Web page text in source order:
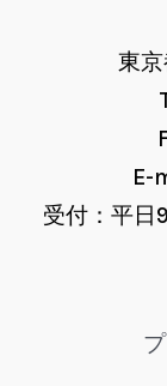
東
E-
受付：平日